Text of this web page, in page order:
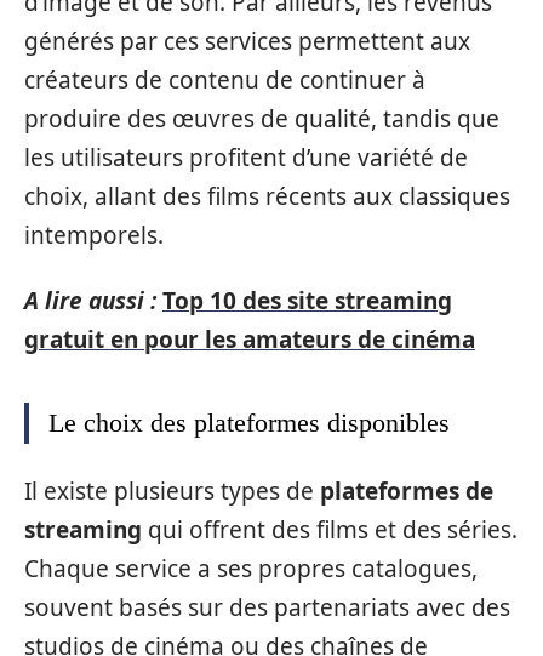
générés par ces services permettent aux
créateurs de contenu de continuer à
produire des œuvres de qualité, tandis que
les utilisateurs profitent d’une variété de
choix, allant des films récents aux classiques
intemporels.
A lire aussi :Top 10 des site streaming
gratuit en pour les amateurs de cinéma
Le choix des plateformes disponibles
Il existe plusieurs types de plateformes de
streaming qui offrent des films et des séries.
Chaque service a ses propres catalogues,
souvent basés sur des partenariats avec des
studios de cinéma ou des chaînes de